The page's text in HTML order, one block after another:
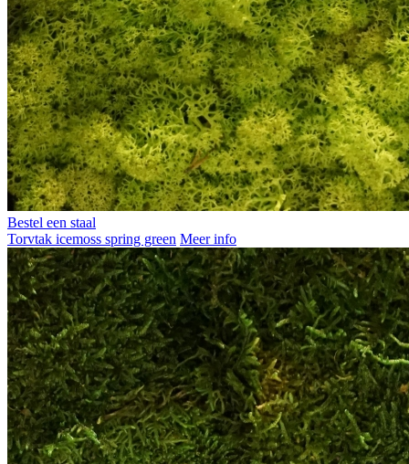
Bestel een staal
Torvtak icemoss spring green Meer info